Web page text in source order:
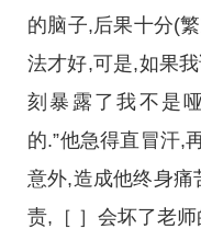
的脑子,后果十分(
法才好,可是,如果
刻暴露了我不是
的.”他急得直冒汗,
意外,造成他终身痛
责,［ ］会坏了老师